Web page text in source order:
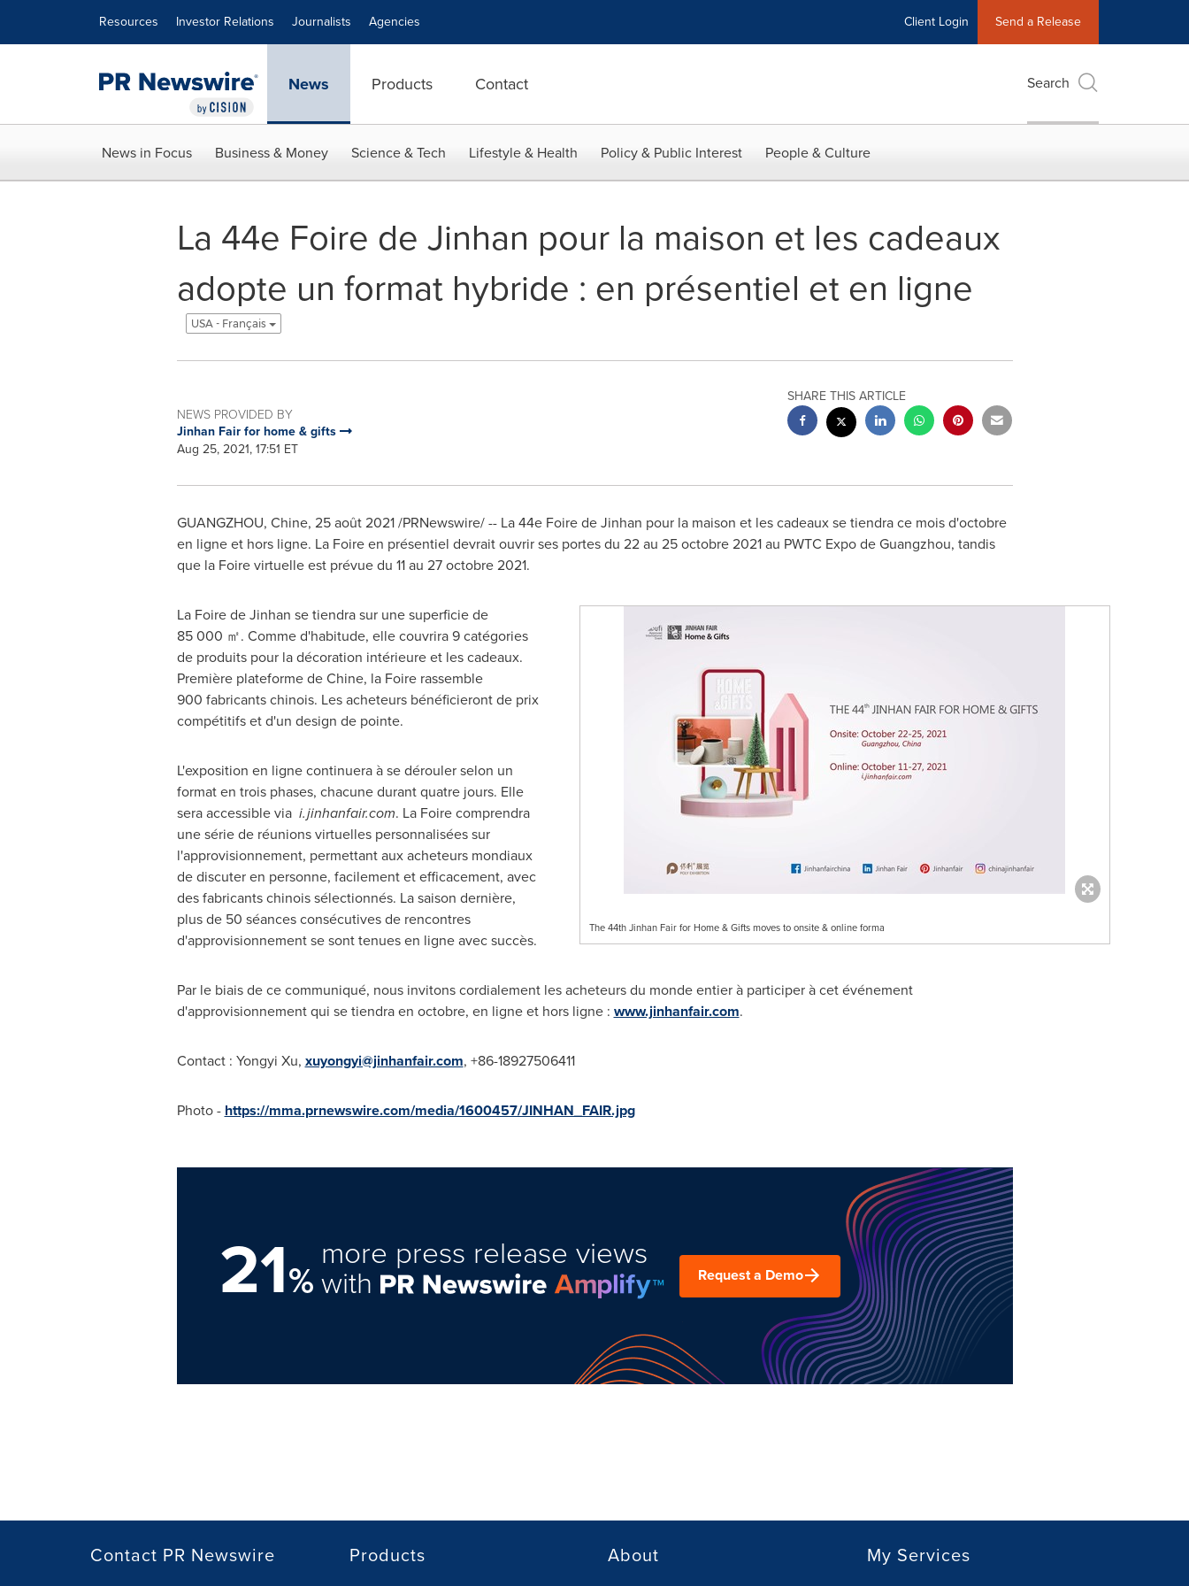
Resources Investor Relations Journalists Agencies Client Login Send a Release
News Products Contact Search
News in Focus Business & Money Science & Tech Lifestyle & Health Policy & Public Interest People & Culture
La 44e Foire de Jinhan pour la maison et les cadeaux
adopte un format hybride : en présentiel et en ligne
USA - Français
NEWS PROVIDED BY
Jinhan Fair for home & gifts
Aug 25, 2021, 17:51 ET
SHARE THIS ARTICLE
GUANGZHOU, Chine, 25 août 2021 /PRNewswire/ -- La 44e Foire de Jinhan pour la maison et les cadeaux se tiendra ce mois d'octobre
en ligne et hors ligne. La Foire en présentiel devrait ouvrir ses portes du 22 au 25 octobre 2021 au PWTC Expo deGuangzhou, tandis
que la Foire virtuelle est prévue du 11 au 27 octobre 2021.
The 44th Jinhan Fair for Home & Gifts moves to onsite & online forma
La Foire de Jinhan se tiendra sur une superficie de
85 000 ㎡. Comme d'habitude, elle couvrira 9 catégories
de produits pour la décoration intérieure et les cadeaux.
Première plateforme de Chine, la Foire rassemble
900 fabricants chinois. Les acheteurs bénéficieront de prix
compétitifs et d'un design de pointe.
L'exposition en ligne continuera à se dérouler selon un
format en trois phases, chacune durant quatre jours. Elle
sera accessible via i.jinhanfair.com. La Foire comprendra
une série de réunions virtuelles personnalisées sur
l'approvisionnement, permettant aux acheteurs mondiaux
de discuter en personne, facilement et efficacement, avec
des fabricants chinois sélectionnés. La saison dernière,
plus de 50 séances consécutives de rencontres
d'approvisionnement se sont tenues en ligne avec succès.
Par le biais de ce communiqué, nous invitons cordialement les acheteurs du monde entier à participer à cet événement
d'approvisionnement qui se tiendra en octobre, en ligne et hors ligne : www.jinhanfair.com.
Contact : Yongyi Xu, xuyongyi@jinhanfair.com, +86-18927506411
Photo - https://mma.prnewswire.com/media/1600457/JINHAN_FAIR.jpg
21%
more press release views
with Request a Demo
Contact PR Newswire Products About My Services